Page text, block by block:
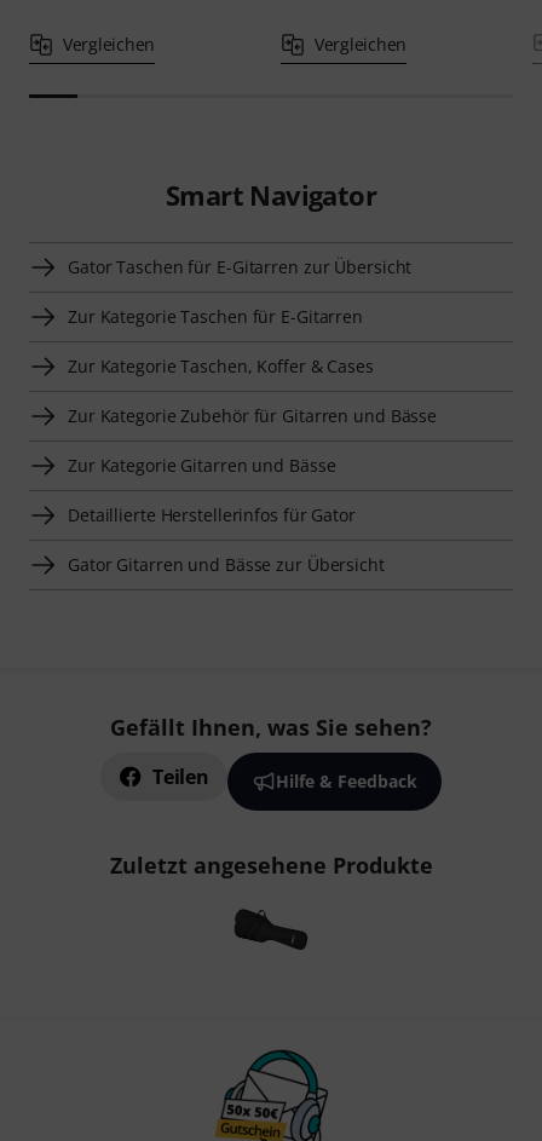
Vergleichen Vergleichen
Smart Navigator
Gator Taschen für E-Gitarren zur Übersicht
Zur Kategorie Taschen für E-Gitarren
Zur Kategorie Taschen, Koffer & Cases
Zur Kategorie Zubehör für Gitarren und Bässe
Zur Kategorie Gitarren und Bässe
Detaillierte Herstellerinfos für Gator
Gator Gitarren und Bässe zur Übersicht
Gefällt Ihnen, was Sie sehen?
Teilen Hilfe & Feedback
Zuletzt angesehene Produkte